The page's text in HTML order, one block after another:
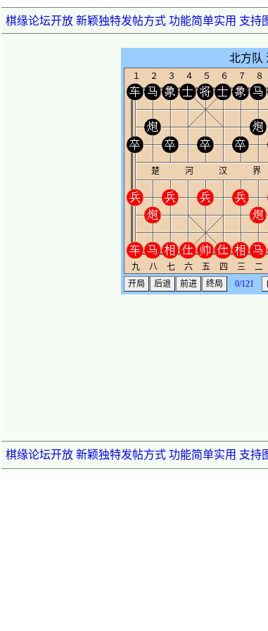
棋缘论坛开放 新颖独特发帖方式 功能简单实用 支
棋缘论坛开放 新颖独特发帖方式 功能简单实用 支